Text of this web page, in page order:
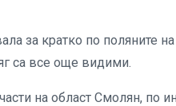
за кратко по поляните
са все още видими.
на област Смолян, по